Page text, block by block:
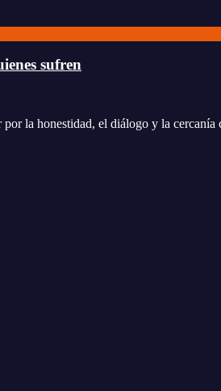
sufren
la honestidad, el diálogo y la cercanía